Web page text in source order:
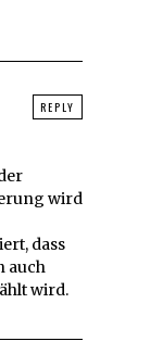
wird
dass
auch
wird.
REPLY